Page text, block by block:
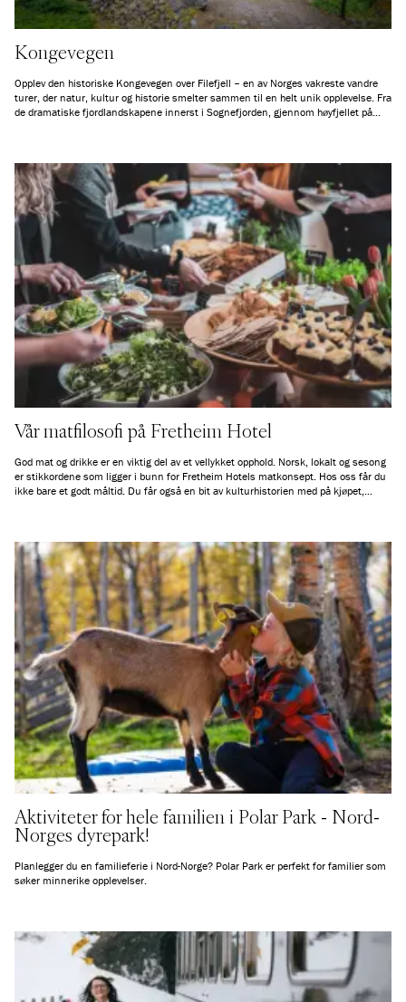
Kongevegen
Opplev den historiske Kongevegen over Filefjell – en av Norges vakreste vandre
turer, der natur, kultur og historie smelter sammen til en helt unik opplevelse. Fra
de dramatiske fjordlandskapene innerst i Sognefjorden, gjennom høyfjellet på
Østlandet og Vestlandet sammen.
Vår matfilosofi på Fretheim Hotel
God mat og drikke er en viktig del av et vellykket opphold. Norsk, lokalt og sesong
er stikkordene som ligger i bunn for Fretheim Hotels matkonsept. Hos oss får du
ikke bare et godt måltid. Du får også en bit av kulturhistorien med på kjøpet,
Aktiviteter for hele familien i Polar Park - Nord-
Norges dyrepark!
Planlegger du en familieferie i Nord-Norge? Polar Park er perfekt for familier som
søker minnerike opplevelser.